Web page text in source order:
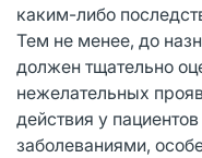
каким-либо
Тем не менее, до
должен тщательно
нежелательных
действия у
заболеваниями,